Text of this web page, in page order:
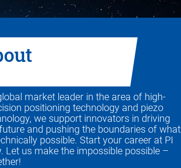
market leader in the area of high-
positioning technology and piezo
we support innovators in driving
and pushing the boundaries of what
possible. Start your career at PI
Let us make the impossible possible –